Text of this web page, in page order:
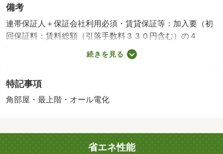
備考
連帯保証人＋保証会社利用必須・賃貸保証等：加入要（初
回保証料：賃料総額（引落手数料３３０円含む）の４
０％、毎年更新保証料１０，０００円）・維持費等：町内
会費４，０００円／年・★松山城南店へご来店をお待ちし
店へ、お気軽にご相談くださいませ・仲介手数料：１．１
ヶ月/鍵代 22000円
続きを見る
特記事項
角部屋・最上階・オール電化
省エネ性能